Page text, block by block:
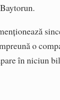
o
în niciun